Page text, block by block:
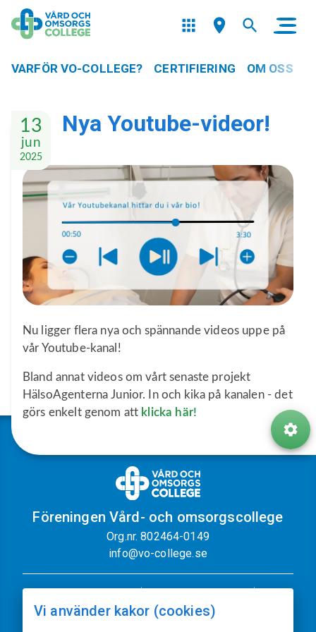
VARFÖR VO-COLLEGE? CERTIFIERING OM OSS
13
jun
2025
Nya Youtube-videor!
Nu ligger flera nya och spännande videos uppe på
vår Youtube-kanal!
Bland annat videos om vårt senaste projekt
HälsoAgenterna Junior. In och kika på kanalen - det
görs enkelt genom att klicka här!
Föreningen Vård- och omsorgscollege
Org.nr. 802464-0149
info@vo-college.se
Sajtkarta
Vi använder kakor (cookies)